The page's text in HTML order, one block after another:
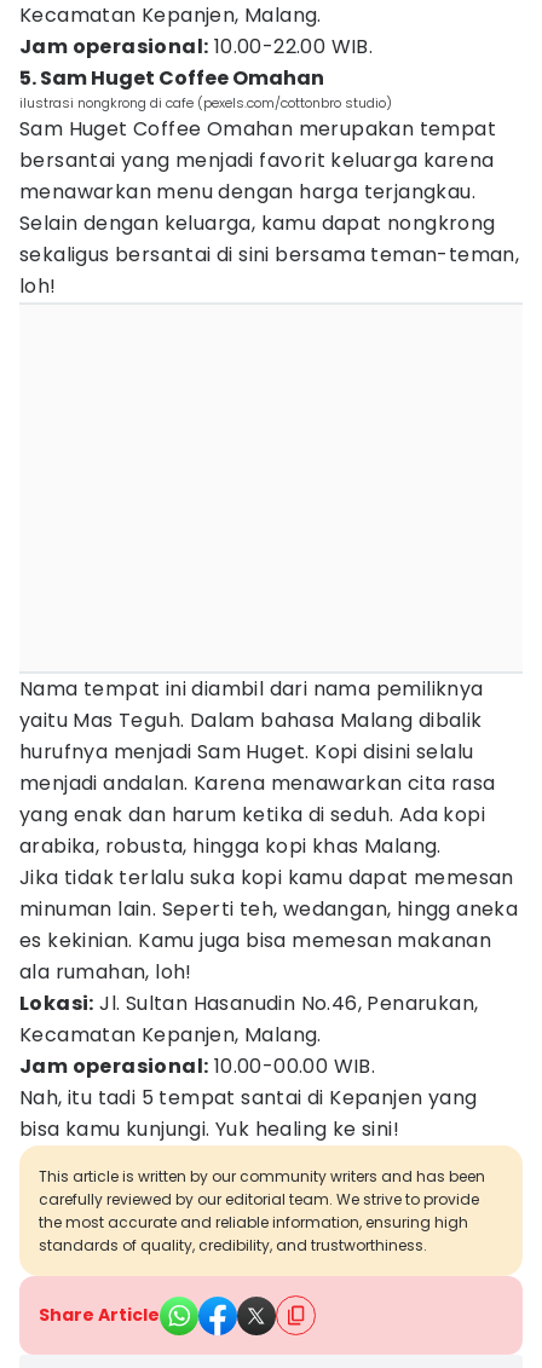
Kecamatan Kepanjen, Malang.
Jam operasional: 10.00-22.00 WIB.
5. Sam Huget Coffee Omahan
ilustrasi nongkrong di cafe (pexels.com/cottonbro studio)
Sam Huget Coffee Omahan merupakan tempat
bersantai yang menjadi favorit keluarga karena
menawarkan menu dengan harga terjangkau.
Selain dengan keluarga, kamu dapat nongkrong
sekaligus bersantai di sini bersama teman-teman,
loh!
Nama tempat ini diambil dari nama pemiliknya
yaitu Mas Teguh. Dalam bahasa Malang dibalik
hurufnya menjadi Sam Huget. Kopi disini selalu
menjadi andalan. Karena menawarkan cita rasa
yang enak dan harum ketika di seduh. Ada kopi
arabika, robusta, hingga kopi khas Malang.
Jika tidak terlalu suka kopi kamu dapat memesan
minuman lain. Seperti teh, wedangan, hingg aneka
es kekinian. Kamu juga bisa memesan makanan
ala rumahan, loh!
Lokasi: Jl. Sultan Hasanudin No.46, Penarukan,
Kecamatan Kepanjen, Malang.
Jam operasional: 10.00-00.00 WIB.
Nah, itu tadi 5 tempat santai di Kepanjen yang
bisa kamu kunjungi. Yuk healing ke sini!
This article is written by our community writers and has been
carefully reviewed by our editorial team. We strive to provide
the most accurate and reliable information, ensuring high
standards of quality, credibility, and trustworthiness.
Share Article